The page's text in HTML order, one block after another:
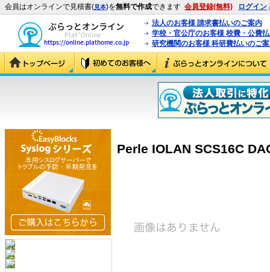
会員はオンラインで見積書(見本)を無料で作成できます 会員登録(無料) ログイン
法人のお客様 請求書払いのご案内
学校・官公庁のお客様 校費・公費
研究機関のお客様 科研費払いのご
Perle IOLAN SCS16C